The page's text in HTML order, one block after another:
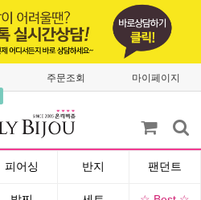
주문조회 마이페이지
피어싱 반지 팬던트